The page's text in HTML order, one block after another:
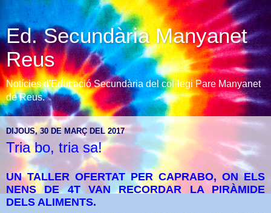
Ed. Secundària Manyanet
Reus
Notícies d'Educació Secundària del col·legi Pare Manyanet
de Reus.
DIJOUS, 30 DE MARÇ DEL 2017
Tria bo, tria sa!
UN TALLER OFERTAT PER CAPRABO, ON ELS
NENS DE 4T VAN RECORDAR LA PIRÀMIDE
DELS ALIMENTS.